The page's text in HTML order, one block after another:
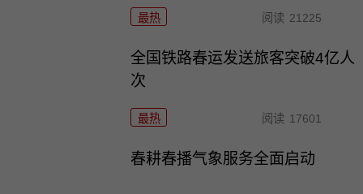
最热 阅读 21225
全国铁路春运发送旅客突破4亿人
次
最热 阅读 17601
春耕春播气象服务全面启动